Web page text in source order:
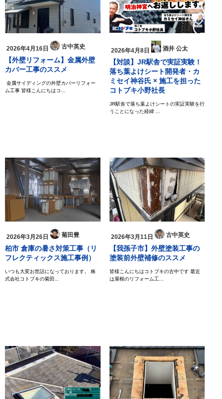
2026年4月16日 古中英史
【外壁リフォーム】金属外壁
カバー工事のススメ
金属サイディングの外壁カバーリフォー
ム工事 皆様こんにちはコ...
2026年4月8日 酒井 公太
【対談】JR駅舎で実証実験！
落ち葉よけシート開発者・カ
ミセイ神谷氏 × 施工を担った
コトブキ小野社長
JR駅舎で落ち葉よけシートの実証実験を行
うことになった経緯 ...
2026年3月26日 菊田豊
柏市 倉庫の暑さ対策工事（リ
フレクティックス施工事例）
いつも大変お世話になっております。 株
式会社コトブキの菊田...
2026年3月11日 古中英史
【我孫子市】外壁塗装工事の
塗装前外壁補修のススメ
皆様こんにちはコトブキの古中です 最近
は屋根のリフォーム工...